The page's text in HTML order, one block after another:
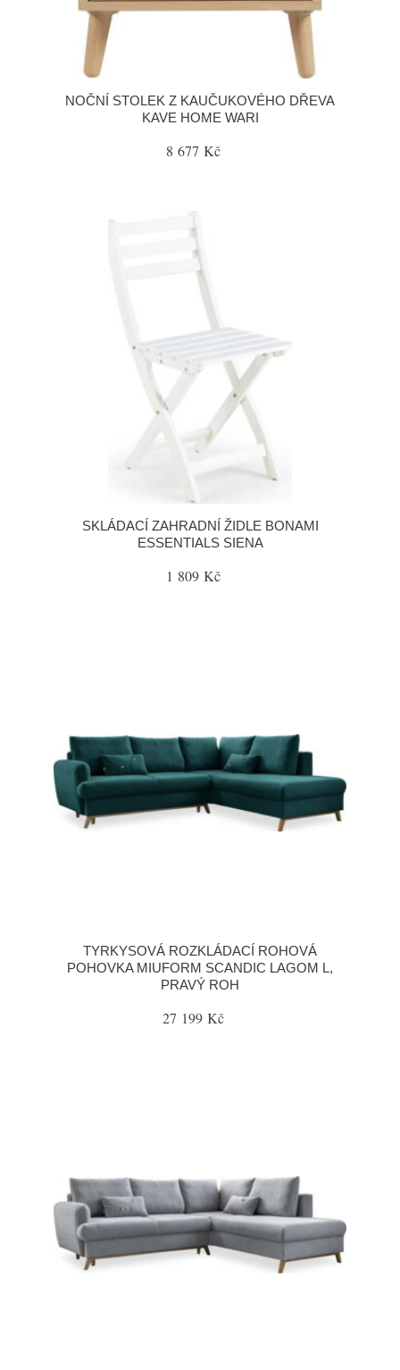
NOČNÍ STOLEK Z KAUČUKOVÉHO DŘEVA
KAVE HOME WARI
8 677 Kč
SKLÁDACÍ ZAHRADNÍ ŽIDLE BONAMI
ESSENTIALS SIENA
1 809 Kč
TYRKYSOVÁ ROZKLÁDACÍ ROHOVÁ
POHOVKA MIUFORM SCANDIC LAGOM L,
PRAVÝ ROH
27 199 Kč